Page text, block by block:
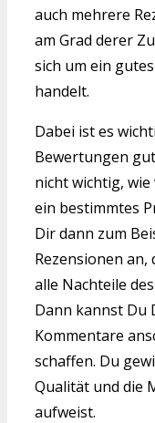
auch mehrere
am Grad derer
sich um ein
handelt.
Dabei ist es
Bewertungen
nicht wichtig,
ein bestimmtes
Dir dann zum
Rezensionen
alle Nachteile
Dann kannst Du
Kommentare
schaffen. Du
Qualität und die
aufweist.